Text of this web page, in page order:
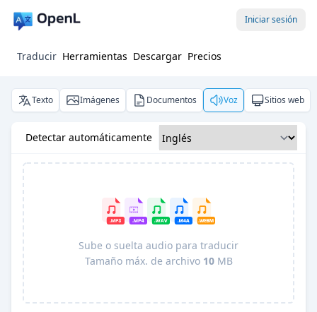
Iniciar sesión
Traducir Herramientas Descargar Precios
Texto Imágenes Documentos Voz Sitios web
Detectar automáticamente
Sube o suelta audio para traducir
Tamaño máx. de archivo 10MB